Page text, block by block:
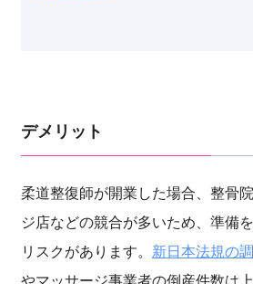
デメリット
柔道整復師が開業した場合、整骨
ジ店などの競合が多いため、準備
リスクがあります。 新日本法規の